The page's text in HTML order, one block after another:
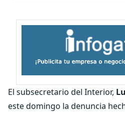
El subsecretario del Interior,
este domingo la denuncia